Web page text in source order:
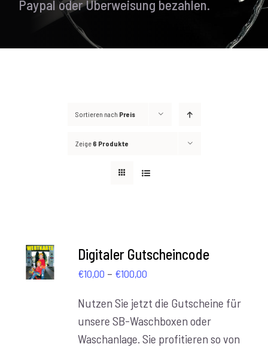
Paypal oder Überweisung bezahlen.
Sortieren nach Preis
Zeige 6 Produkte
WÄHLEN
/
Digitaler Gutscheincode
€10,00 – €100,00
bis
€100,00
Nutzen Sie jetzt die Gutscheine für
unsere SB-Waschboxen oder
Waschanlage. Sie profitieren so von